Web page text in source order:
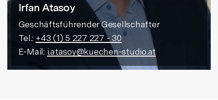
Irfan Atasoy
Geschäftsführender Gesellschafter
Tel.: +43 (1) 5 227 227 - 30
E-Mail: i.atasoy@kuechen-studio.at